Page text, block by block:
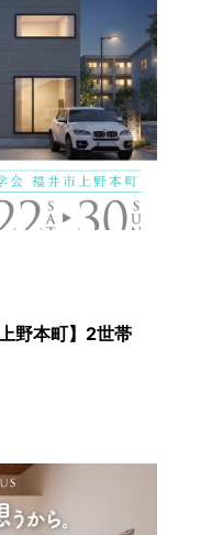
野本町】2世帯